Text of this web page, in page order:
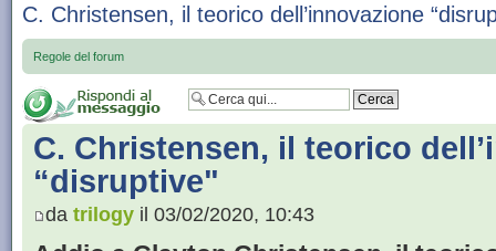
C. Christensen, il teorico dell’innovazione
Regole del forum
C. Christensen, il teorico
“disruptive"
da trilogy il 03/02/2020, 10:43